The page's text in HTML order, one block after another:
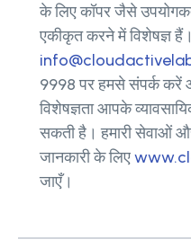
के लिए कॉपर जैसे
एकीकृत करने में विशेषज्ञ
9998 पर हमसे संपर्क करें
विशेषज्ञता आपके
सकती है। हमारी सेवाओं
जानकारी के लिए
जाएँ।